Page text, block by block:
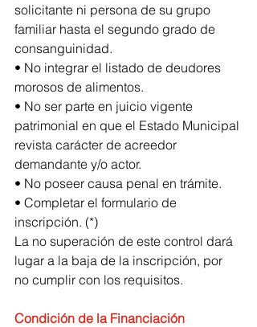
solicitante ni persona de su grupo
familiar hasta el segundo grado de
consanguinidad.
• No integrar el listado de deudores
morosos de alimentos.
• No ser parte en juicio vigente
patrimonial en que el Estado Municipal
revista carácter de acreedor
demandante y/o actor.
• No poseer causa penal en trámite.
• Completar el formulario de
inscripción. (*)
La no superación de este control dará
lugar a la baja de la inscripción, por
no cumplir con los requisitos.
Condición de la Financiación